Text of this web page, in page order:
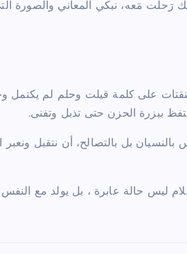
مَعه، نبكي المعاني والصورة
على كلمة قيلت وحلم لم يكتمل
ببزرة الحزن حتى تذبل وتفنى.
بل بالتصالح، أن نتقبل
ليس حالة عابرة ، بل يولد مع